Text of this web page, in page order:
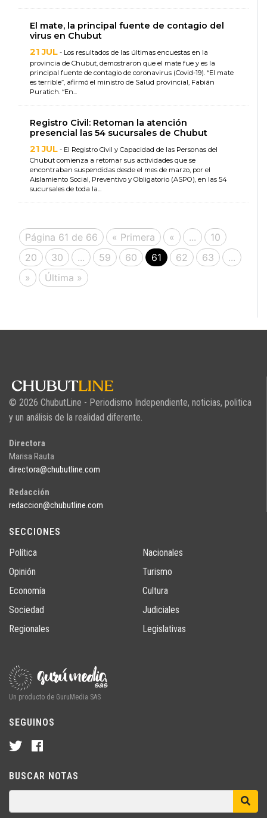
El mate, la principal fuente de contagio del
virus en Chubut
21 JUL - Los resultados de las últimas encuestas en la
provincia de Chubut, demostraron que el mate fue y es la
principal fuente de contagio de coronavirus (Covid-19). “El mate
es terrible”, afirmó el ministro de Salud provincial, Fabián
Puratich. “En...
Registro Civil: Retoman la atención
presencial las 54 sucursales de Chubut
21 JUL - El Registro Civil y Capacidad de las Personas del
Chubut comienza a retomar sus actividades que se
encontraban suspendidas desde el mes de marzo, por el
Aislamiento Social, Preventivo y Obligatorio (ASPO), en las 54
sucursales de toda la...
Página 61 de 66 « Primera « ...
10
20
30 ... 59 60 61 62 63
...
»
Última »
© 2026 ChubutLine - Periodismo Independiente, noticias, politica
y un análisis de la realidad diferente.
Directora
Marisa Rauta
directora@chubutline.com
Redacción
redaccion@chubutline.com
SECCIONES
Política
Opinión
Economía
Sociedad
Regionales
Nacionales
Turismo
Cultura
Judiciales
Legislativas
Un producto de GuruMedia SAS
SEGUINOS
BUSCAR NOTAS